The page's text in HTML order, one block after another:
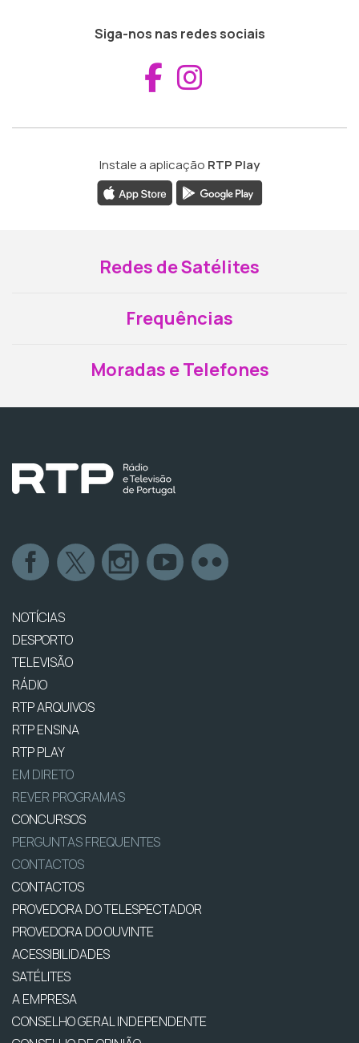
Siga-nos nas redes sociais
Aceder ao
Instale a aplicação RTP Play
Redes de Satélites
Frequências
Moradas e Telefones
NOTÍCIAS
DESPORTO
TELEVISÃO
RÁDIO
RTP ARQUIVOS
RTP ENSINA
RTP PLAY
EM DIRETO
REVER PROGRAMAS
CONCURSOS
PERGUNTAS FREQUENTES
CONTACTOS
CONTACTOS
PROVEDORA DO TELESPECTADOR
PROVEDORA DO OUVINTE
ACESSIBILIDADES
SATÉLITES
A EMPRESA
CONSELHO GERAL INDEPENDENTE